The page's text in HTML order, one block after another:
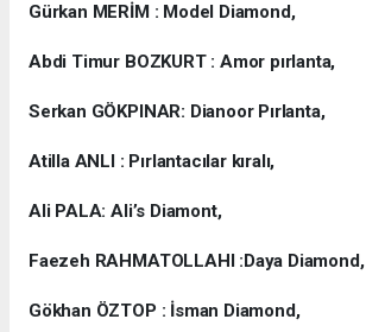
Gürkan MERİM : Model Diamond,
Abdi Timur BOZKURT : Amor pırlanta,
Serkan GÖKPINAR: Dianoor Pırlanta,
Atilla ANLI : Pırlantacılar kıralı,
Ali PALA: Ali’s Diamont,
Faezeh RAHMATOLLAHI :Daya Diamond,
Gökhan ÖZTOP : İsman Diamond,